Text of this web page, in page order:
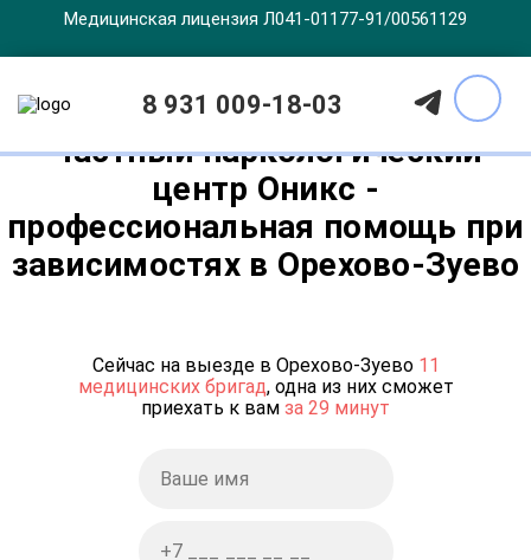
Медицинская лицензия Л041-01177-91/00561129
8 931 009-18-03
Частный наркологический
центр Оникс -
профессиональная помощь при
зависимостях в Орехово-Зуево
Сейчас на выезде в Орехово-Зуево 11
медицинских бригад, одна из них сможет
приехать к вам за 29 минут